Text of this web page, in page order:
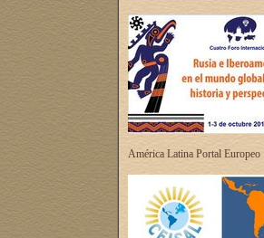
América Latina Portal Europeo